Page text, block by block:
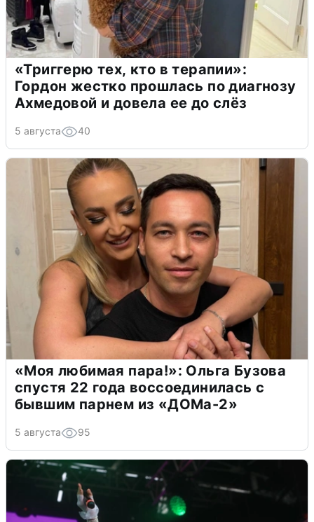
«Триггерю тех, кто в терапии»:
Гордон жестко прошлась по диагнозу
Ахмедовой и довела ее до слёз
5 августа 40
«Моя любимая пара!»: Ольга Бузова
спустя 22 года воссоединилась с
бывшим парнем из «ДОМа-2»
5 августа 95